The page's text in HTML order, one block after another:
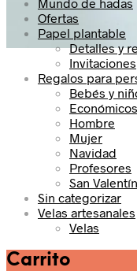
Ofertas
Papel plantable
Detalles y
Invitaciones
Regalos para
Bebés y
Económicos
Hombre
Mujer
Navidad
Profesores
San Valentín
Sin categorizar
Velas artesanales
Velas
Carrito